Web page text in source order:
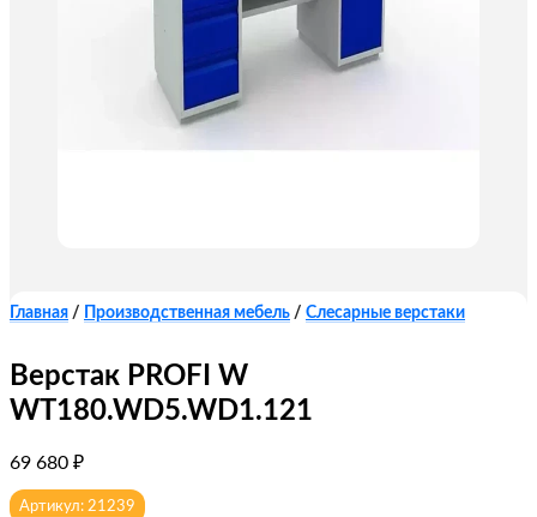
Главная / Производственная мебель / Слесарные верстаки
Верстак PROFI W
WT180.WD5.WD1.121
69 680 ₽
Артикул: 21239